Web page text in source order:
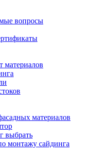
вопросы
материалов
материалов
выбрать
монтажу сайдинга